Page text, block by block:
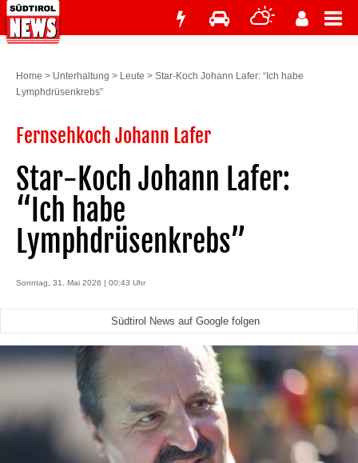
Home > Unterhaltung > Leute > Star-Koch Johann Lafer: “Ich habe
Lymphdrüsenkrebs”
Fernsehkoch Johann Lafer
Star-Koch Johann Lafer:
“Ich habe
Lymphdrüsenkrebs”
Sonntag, 31. Mai 2026 | 00:43 Uhr
Südtirol News auf Google folgen